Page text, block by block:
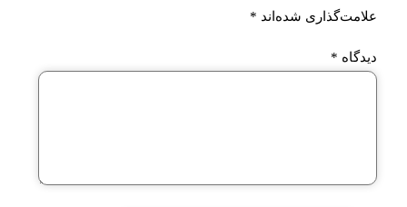
علامت‌گذاری شده‌اند *
دیدگاه *